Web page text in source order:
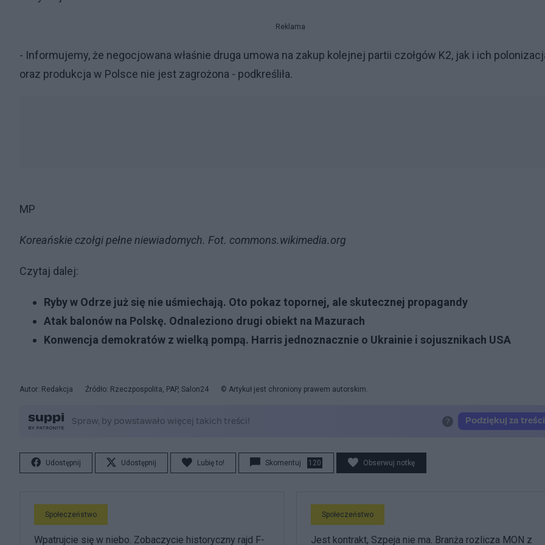
Reklama
- Informujemy, że negocjowana właśnie druga umowa na zakup kolejnej partii czołgów K2, jak i ich
oraz produkcja w Polsce nie jest zagrożona - podkreśliła.
MP
Koreańskie czołgi pełne niewiadomych. Fot. commons.wikimedia.org
Czytaj dalej:
Ryby w Odrze już się nie uśmiechają. Oto pokaz topornej, ale skutecznej propagandy
Atak balonów na Polskę. Odnaleziono drugi obiekt na Mazurach
Konwencja demokratów z wielką pompą. Harris jednoznacznie o Ukrainie i sojusznikach USA
Autor: Redakcja Źródło: Rzeczpospolita, PAP, Salon24 © Artykuł jest chroniony prawem autorskim.
Udostępnij Udostępnij Lubię to! Skomentuj 120 Obserwuj notkę
Społeczeństwo
Wpatrujcie się w niebo. Zobaczycie historyczny rajd F-
Społeczeństwo
Jest kontrakt, Szpeja nie ma. Branża rozlicza MON z